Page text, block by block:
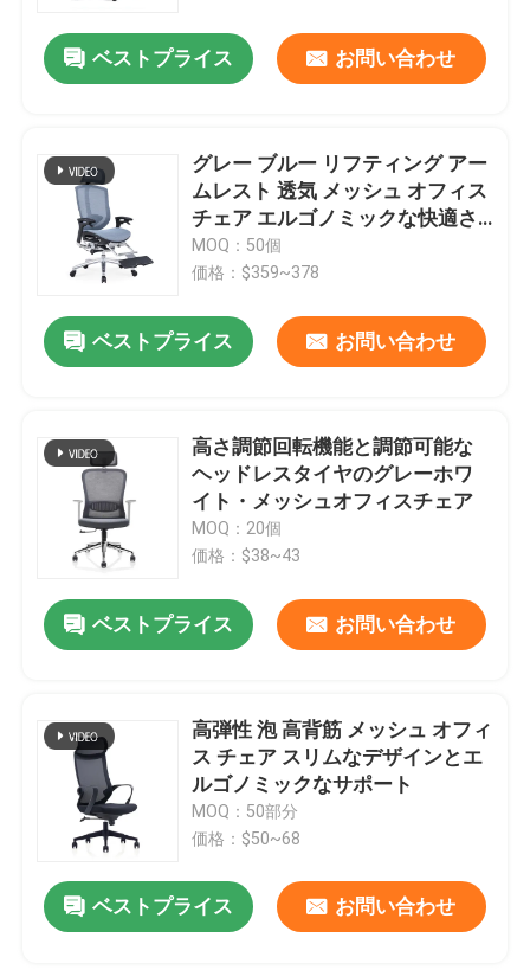
オフィスの高さの調節可能な机
ホテルの寝室セット
オフィス用木製ファイリングキャビネット
折り畳み式の訓練のテーブル
オフィス家具ソファ
オフィス受付
現代コンピュータ机
オフィスの隔壁
棒テーブルの腰掛けセット
ベストプライス お問い合わせ
グレー ブルー リフティング アー
ムレスト 透気 メッシュ オフィス
チェア エルゴノミックな快適さ
のための調整可能な足ペダル
MOQ：50個
価格：$359~378
ベストプライス お問い合わせ
高さ調節回転機能と調節可能な
ヘッドレスタイヤのグレーホワ
イト・メッシュオフィスチェア
MOQ：20個
価格：$38~43
ベストプライス お問い合わせ
高弾性 泡 高背筋 メッシュ オフィ
ス チェア スリムなデザインとエ
ルゴノミックなサポート
MOQ：50部分
価格：$50~68
ベストプライス お問い合わせ